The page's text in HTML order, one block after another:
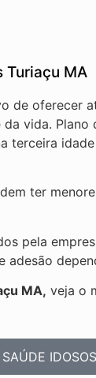
Turiaçu MA
de oferecer
vida. Plano
terceira
ter
pela
MA, veja o
IDOSOS